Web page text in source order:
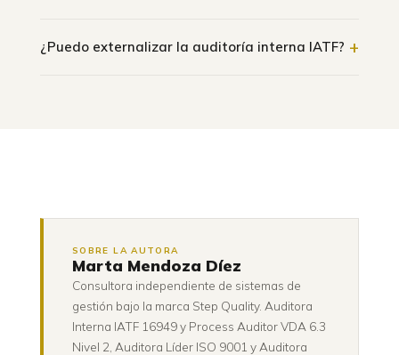
fabricación, requisitos de producto y medición para
cliente, sin imponer metodología única. En la práctica,
¿Puedo externalizar la auditoría interna IATF? +
SOBRE LA AUTORA
Marta Mendoza Díez
Consultora independiente de sistemas de
gestión bajo la marca Step Quality. Auditora
Interna IATF 16949 y Process Auditor VDA 6.3
Nivel 2, Auditora Líder ISO 9001 y Auditora